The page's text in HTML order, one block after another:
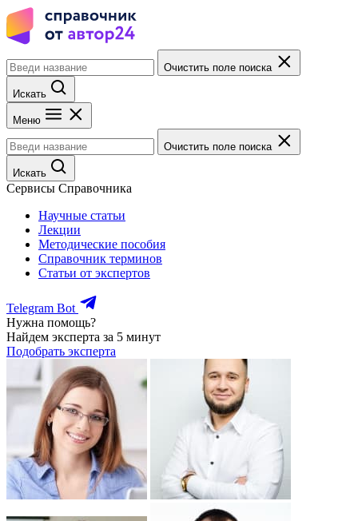
Очистить поле поиска
Искать
Меню
Очистить поле поиска
Искать
Сервисы Справочника
Научные статьи
Лекции
Методические пособия
Справочник терминов
Статьи от экспертов
Telegram Bot
Нужна помощь?
Найдем эксперта за 5 минут
Подобрать эксперта